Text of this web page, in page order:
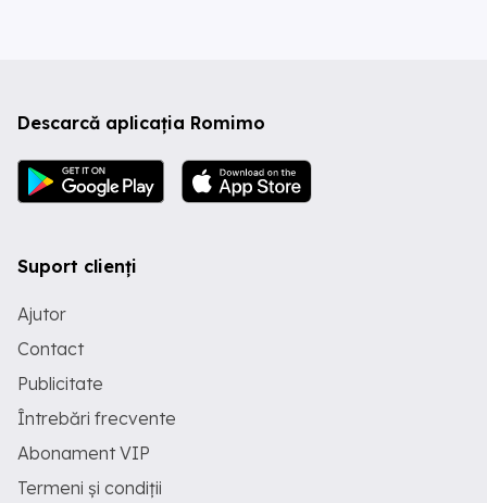
Descarcă aplicația Romimo
Suport clienți
Ajutor
Contact
Publicitate
Întrebări frecvente
Abonament VIP
Termeni și condiții